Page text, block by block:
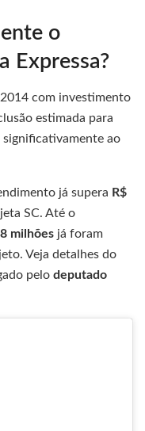
o
Expressa?
com investimento
estimada para
ao
já supera R$
SC. Até o
milhões já foram
Veja detalhes do
pelo deputado